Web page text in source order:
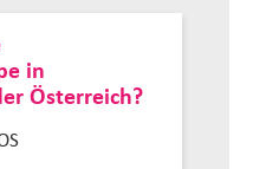
in
Österreich?